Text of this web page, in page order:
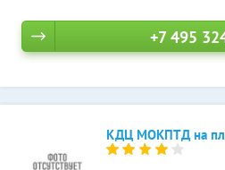
+7 495
КДЦ МОКПТД на